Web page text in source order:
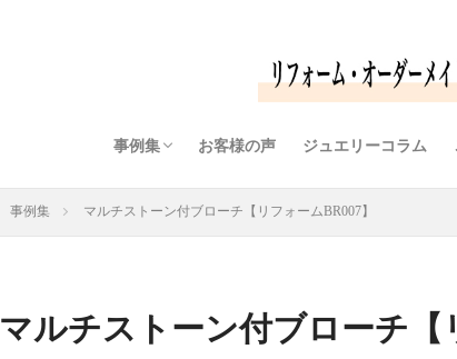
事例集
リング・指輪（ダイヤモンド）
リング・指輪（色石/カラーストーン）
ペンダント/ネックレス（ダイヤモンド）
ペンダント/ネックレス（色石・カラーストー
ピアス/イヤリング
ブローチ
ブレスレット
メンズジュエリー
オリジナルダイヤモンドリング枠
ダイヤモンドプチネックレス
お客様の声 ジュエリーコラム
事例集 マルチストーン付ブローチ【リフォームBR007】
マルチストーン付ブローチ【